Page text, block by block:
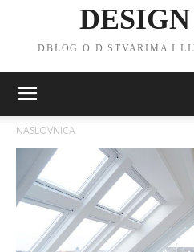
DBLOG O D STVARIMA I
NASLOVNICA